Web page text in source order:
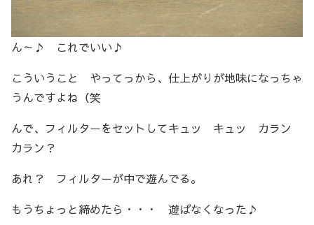
ん～♪ これでいい♪
こういうこと やってっから、仕上がりが地味になっちゃ
うんですよね（笑
んで、フィルターをセットしてキュッ キュッ カラン
カラン？
あれ？ フィルターが中で遊んでる。
もうちょっと締めたら・・・ 遊ばなくなった♪